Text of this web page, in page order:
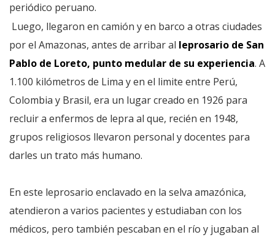
periódico peruano.
Luego, llegaron en camión y en barco a otras ciudades
por el Amazonas, antes de arribar al leprosario de San
Pablo de Loreto, punto medular de su experiencia. A
1.100 kilómetros de Lima y en el limite entre Perú,
Colombia y Brasil, era un lugar creado en 1926 para
recluir a enfermos de lepra al que, recién en 1948,
grupos religiosos llevaron personal y docentes para
darles un trato más humano.
En este leprosario enclavado en la selva amazónica,
atendieron a varios pacientes y estudiaban con los
médicos, pero también pescaban en el río y jugaban al